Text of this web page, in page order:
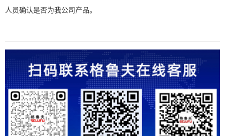
人员确认是否为我公司产品。